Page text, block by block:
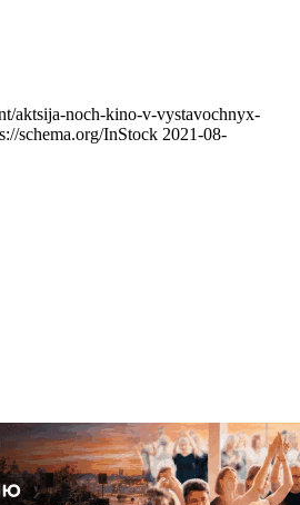
aktsija-noch-kino-v-vystavochnyx-
schema.org/InStock 2021-08-